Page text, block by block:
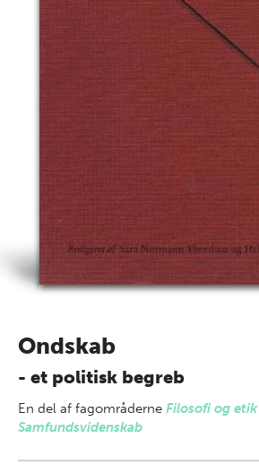
Ondskab
- et politisk begreb
En del af fagområderne Filosofi og etik
Samfundsvidenskab